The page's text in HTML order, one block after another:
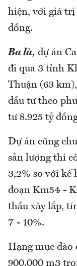
hiện, với giá trị
đồng.
Ba là, dự án
đi qua 3 tỉnh
Thuận (63
đầu tư theo
tư 8.925 tỷ
Dự án cũng
sản lượng thi
3,2% so với kế
đoạn Km54 -
thầu xây lắp,
7 - 10%.
Hạng mục đào
900.000 m3